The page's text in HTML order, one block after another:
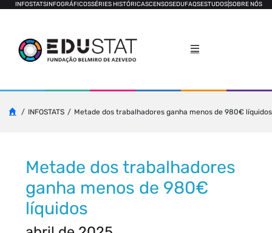
INFOSTATSINFOGRÁFICOSSÉRIES HISTÓRICASCENSOSEDUFAQSESTUDOSSOBRE NÓS
INFOSTATS Metade dos trabalhadores ganha menos de 980€ líquidos
Metade dos trabalhadores
ganha menos de 980€
líquidos